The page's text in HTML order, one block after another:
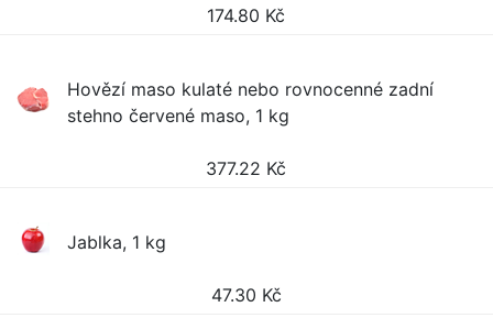
174.80 Kč
Hovězí maso kulaté nebo rovnocenné zadní
stehno červené maso, 1 kg
377.22 Kč
Jablka, 1 kg
47.30 Kč